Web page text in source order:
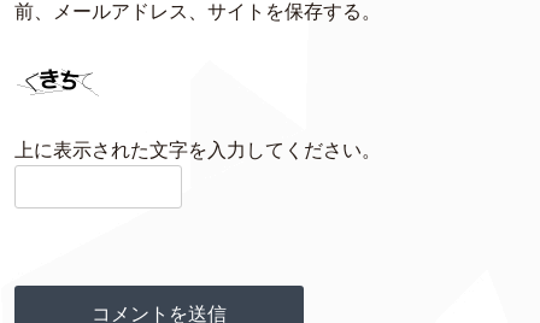
前、メールアドレス、サイトを保存する。
上に表示された文字を入力してください。